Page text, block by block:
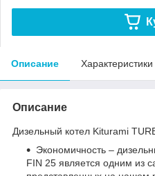
Описание Характеристики
Описание
Дизельный котел Kiturami
Экономичность –
FIN 25 является одним из